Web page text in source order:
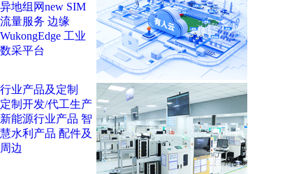
异地组网new SIM
流量服务 边缘
WukongEdge 工业
数采平台
行业产品及定制
定制开发/代工生产
新能源行业产品 智
慧水利产品 配件及
周边